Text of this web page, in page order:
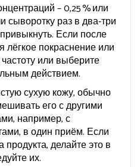
– 0,25 % или
сыворотку раз в два‑три
Если после
покраснение или
или выберите
действием.
сухую кожу, обычно
его с другими
например, с
в один приём. Если
продукта, делайте это в
их.